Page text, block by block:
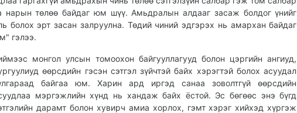
нарын төлөө байдаг юм шүү. Амьдралын алдааг засаж болдог үнийг
болох эрт засан залруулна. Төдий чиний эдгэрэх нь амархан байдаг
гэлээ.
монгол улсын томоохон байгууллагууд болон цэргийн ангиуд,
өөрсдийн гэсэн сэтгэл зүйчтэй байх хэрэгтэй болох асуудал
байгаа юм. Харин ард иргэд санаа зоволтгүй өөрсдийн
мэргэжлийн хүнд нь хандаж байх ёстой. Эс бөгөөс энэ бүгд
дарамт болон хувирч амиа хорлох, гэмт хэрэг хийхэд хүргэж